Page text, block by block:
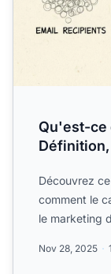
Qu'est-ce
Découvrez
comment le
le marketing
Nov 28, 2025